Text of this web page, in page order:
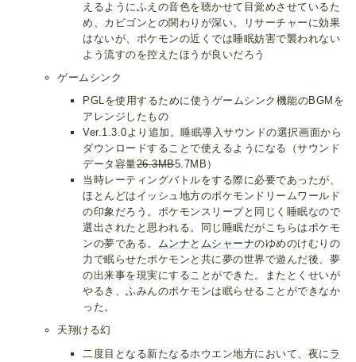
えるようにふえの音色を聴かせて目覚めさせているた
め、カビゴンとの関わりが深い。リサーチャーに効果
はないが、ポケモンの近くでは睡眠妨害で襲われない
よう流すのを控えたほうが良いだろう
ゲームシンク
PGLを使用するために使うゲームシンク機能のBGMを
アレンジしたもの
Ver.1.3.0より追加。睡眠導入サウンドの選択画面から
ダウンロードすることで使えるようになる（サウンド
データ容量26.3MB5.7MB）
当時レーティングバトルをする際に必要であったが、
ほとんどはイッシュ地方のポケモンドリームワールド
の印象だろう。ポケモンスリープと同じく睡眠なので
選出されたと思われる。同じ睡眠だがこちらはポケモ
ンの夢である。 ムンナ と ムシャーナのゆめのけむりの
力で眠らせたポケモンと共に夢の世界で遊んだ後、夢
の出来事を現実にすることができた。またとくせいが
やるき、ふみんのポケモンは眠らせることができなか
った。
天翔ける幻
二度目となる新たなるホウエン地方において、夜に ラ